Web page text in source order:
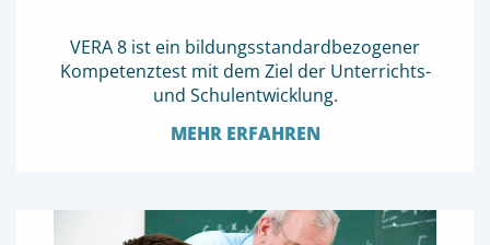
VERA 8 ist ein bildungs­standard­­bezogener
Kompetenztest mit dem Ziel der Unterrichts-
und Schulentwicklung.
MEHR ERFAHREN